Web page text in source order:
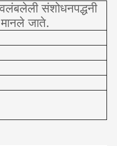
संशोधनपद्धनी
जाते.